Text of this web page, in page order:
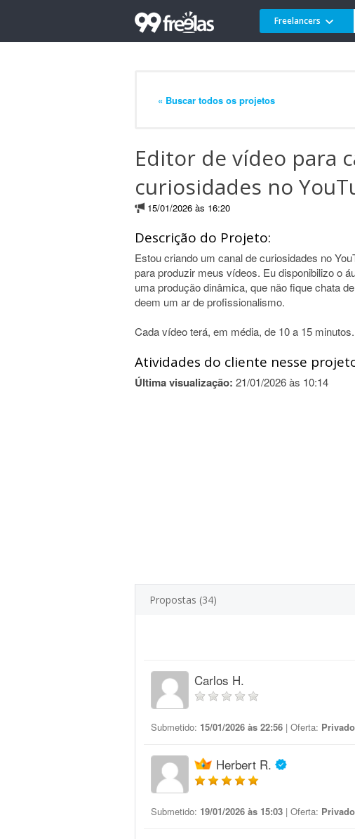
Freelancers
« Buscar todos os projetos
Editor de vídeo para
curiosidades no
15/01/2026 às 16:20
Descrição do Projeto:
Estou criando um canal de curiosidades no
para produzir meus vídeos. Eu disponibilizo o
uma produção dinâmica, que não fique chata
deem um ar de profissionalismo.
Cada vídeo terá, em média, de 10 a 15 minutos.
Atividades do cliente nesse
Última visualização: 21/01/2026 às 10:14
Propostas (34)
Carlos H.
Submetido: 15/01/2026 às 22:56 | Oferta: Privado
Herbert R.
Submetido: 19/01/2026 às 15:03 | Oferta: Privado